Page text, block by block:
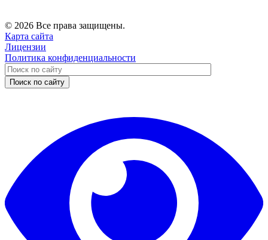
© 2026 Все права защищены.
Карта сайта
Лицензии
Политика конфиденциальности
Поиск по сайту